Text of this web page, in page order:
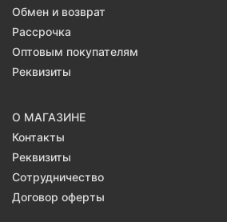
Обмен и возврат
Рассрочка
Оптовым покупателям
Реквизиты
О МАГАЗИНЕ
Контакты
Реквизиты
Сотрудничество
Договор оферты